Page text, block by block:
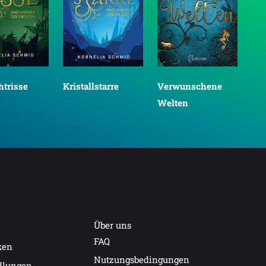
Kristallstarre
Verwunschene
Welten
Über uns
FAQ
Nutzungsbedingungen